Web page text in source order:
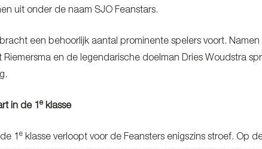
uit onder de naam SJO Feanstars.
bracht een behoorlijk aantal prominente spelers voort.
Riemersma en de legendarische doelman Dries Woudstra
in de 1e klasse
1e klasse verloopt voor de Feansters enigszins stroef. Op